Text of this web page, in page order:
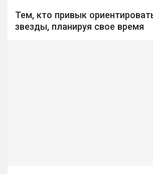
Тем, кто привык
звезды, планируя свое время